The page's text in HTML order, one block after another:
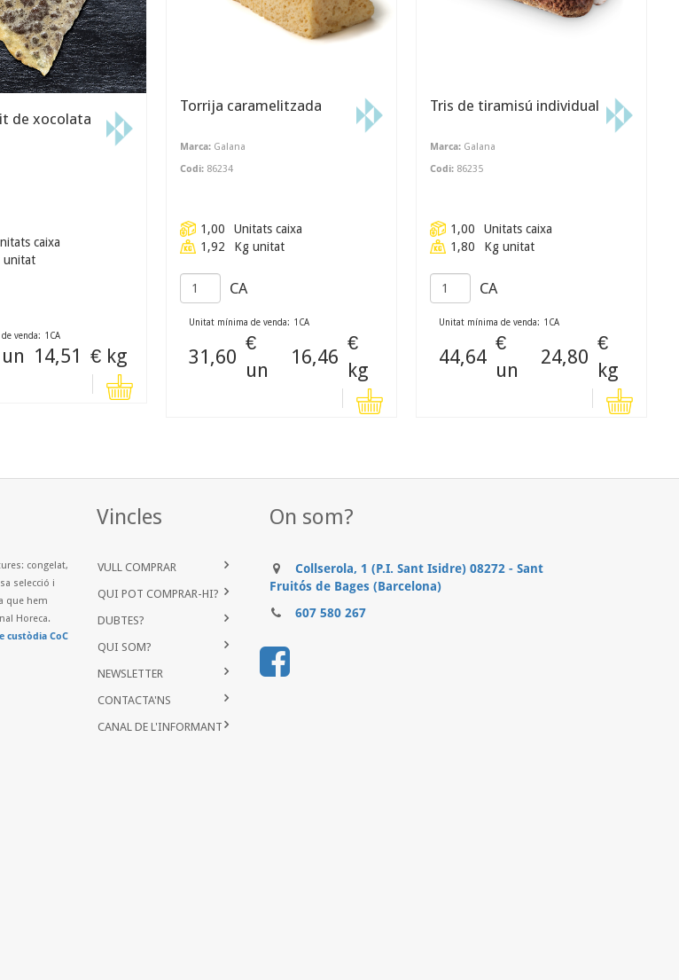
de xocolata
caixa
unitat
venda: 1 CA
14,51 € kg
Torrija caramelitzada
Marca: Galana
Codi: 86234
1,00
Unitats caixa
1,92
Kg unitat
CA
Unitat mínima de venda: 1 CA
31,60
€
un
16,46
€
kg
Tris de tiramisú individual
Marca: Galana
Codi: 86235
1,00
Unitats caixa
1,80
Kg unitat
CA
Unitat mínima de venda: 1 CA
44,64
€
un
24,80
€
kg
congelat,
selecció i
que hem
Horeca.
custòdia CoC
Vincles
VULL COMPRAR
QUI POT COMPRAR-HI?
DUBTES?
QUI SOM?
NEWSLETTER
CONTACTA'NS
CANAL DE L'INFORMANT
On som?
Collserola, 1 (P.I. Sant Isidre) 08272 - Sant
Fruitós de Bages (Barcelona)
607 580 267